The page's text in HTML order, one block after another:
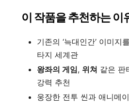
이 작품을 추천하는 이
기존의 ‘늑대인간’ 이미지
타지 세계관
왕좌의 게임, 위쳐 같은 판
강력 추천
웅장한 전투 씬과 애니메